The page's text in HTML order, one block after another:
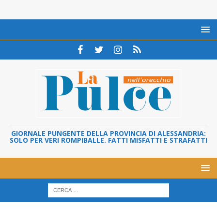
GIORNALE PUNGENTE DELLA PROVINCIA DI ALESSANDRIA:
SOLO PER VERI ROMPIBALLE. FATTI MISFATTI E STRAFATTI